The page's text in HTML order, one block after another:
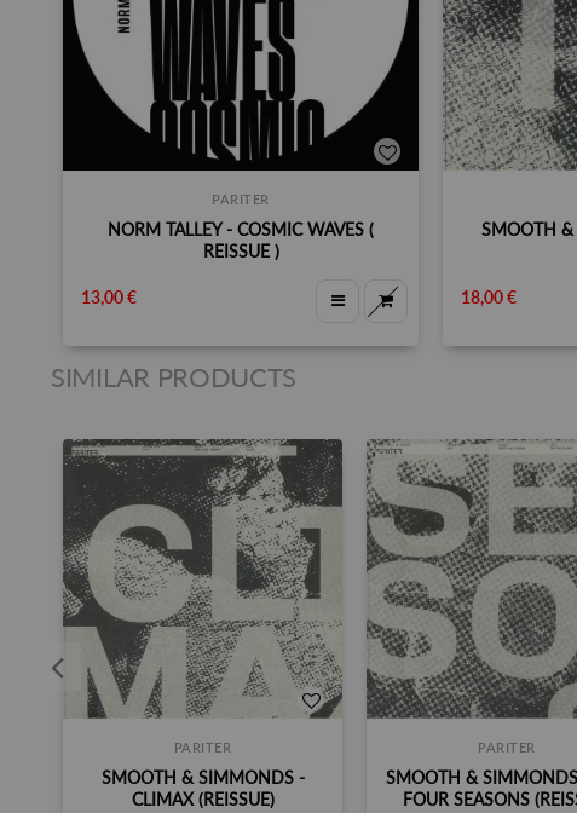
PARITER
NORM TALLEY - COSMIC WAVES (
REISSUE )
13,00 €
SMOOTH &
18,00 €
SIMILAR PRODUCTS
PARITER
SMOOTH & SIMMONDS -
CLIMAX (REISSUE)
PARITER
SMOOTH &
FOUR SEASONS